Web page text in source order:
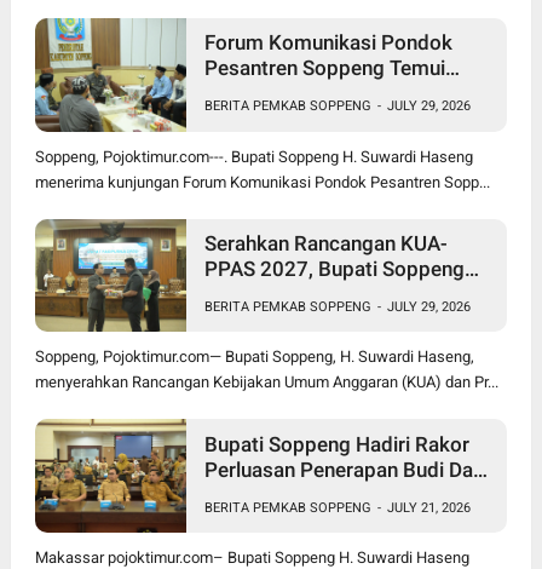
Forum Komunikasi Pondok
Pesantren Soppeng Temui
BERITA PEMKAB SOPPENG - JULY 29, 2026
Soppeng, Pojoktimur.com---. Bupati Soppeng H. Suwardi Haseng
menerima kunjungan Forum Komunikasi Pondok Pesantren Sopp...
Serahkan Rancangan KUA-
PPAS 2027, Bupati Soppeng
Tengah Tekanan Fiskal
BERITA PEMKAB SOPPENG - JULY 29, 2026
Soppeng, Pojoktimur.com— Bupati Soppeng, H. Suwardi Haseng,
menyerahkan Rancangan Kebijakan Umum Anggaran (KUA) dan Pr...
Bupati Soppeng Hadiri Rakor
Perluasan Penerapan Budi Daya
BERITA PEMKAB SOPPENG - JULY 21, 2026
Makassar pojoktimur.com– Bupati Soppeng H. Suwardi Haseng